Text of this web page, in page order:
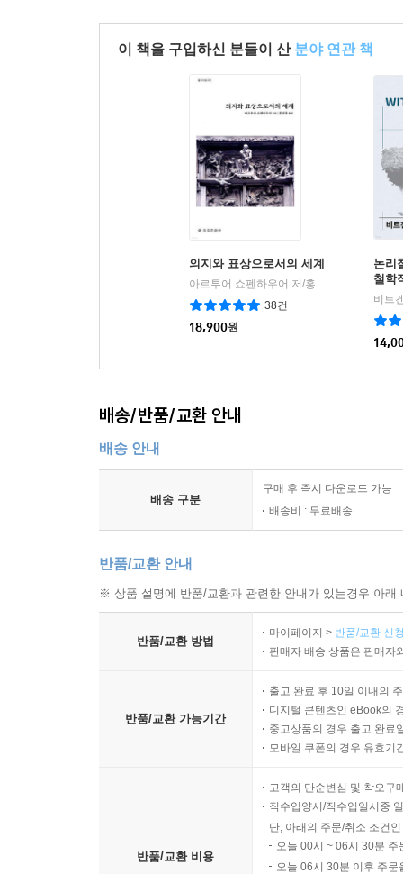
이 책을 구입하신 분들이 산 분야 연관 책
의지와 표상으로서의 세계
을유문
38건
18,900원
논리
철학
비트
배송/반품/교환 안내
배송 안내
배송 구분
구매 후 즉시 다운로드 가능
배송비 : 무료배송
반품/교환 안내
※ 상품 설명에 반품/교환과 관련한 안내가 있는경우 아
반품/교환 방법
마이페이지 > 반품/교환 신
판매자 배송 상품은 판매자
반품/교환 가능기간
출고 완료 후 10일 이내의
디지털 콘텐츠인 eBook의
중고상품의 경우 출고 완료
모바일 쿠폰의 경우 유효기
반품/교환 비용
고객의 단순변심 및 착오구
직수입양서/직수입일서중
단, 아래의 주문/취소 조건
오늘 00시 ~ 06시 30분
오늘 06시 30분 이후 주